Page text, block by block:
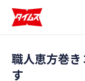
職人恵方巻
す